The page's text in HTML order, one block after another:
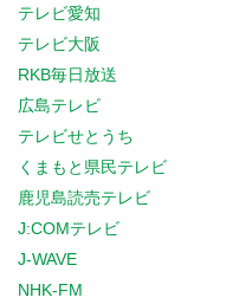
テレビ愛知
テレビ大阪
RKB毎日放送
広島テレビ
テレビせとうち
くまもと県民テレビ
鹿児島読売テレビ
J:COMテレビ
J-WAVE
NHK-FM